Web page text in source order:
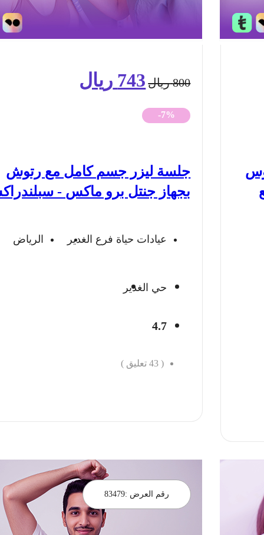
800 ريال السعر
الأصلي
743 ريال
743 ريال.
-7%
جلسة ليزر جسم كامل مع رتوش
بجهاز جنتل برو ماكس -
عيادات حياة فرع الغدير الرياض
حي الغدير
4.7
(
43تعليق )
رقم العرض :83479